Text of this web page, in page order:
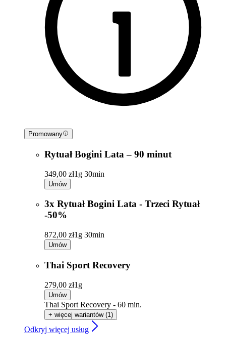
Promowany
Rytuał Bogini Lata – 90 minut
349,00 zł1g 30min
Umów
3x Rytuał Bogini Lata - Trzeci Rytuał
-50%
872,00 zł1g 30min
Umów
Thai Sport Recovery
279,00 zł1g
Umów
Thai Sport Recovery - 60 min.
+ więcej wariantów (1)
Odkryj więcej usług